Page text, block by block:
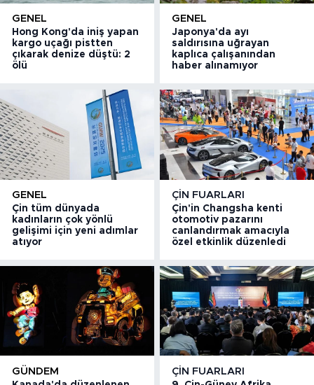
GENEL
Hong Kong'da iniş yapan
kargo uçağı pistten
çıkarak denize düştü: 2
ölü
GENEL
Japonya'da ayı
saldırısına uğrayan
kaplıca çalışanından
haber alınamıyor
GENEL
Çin tüm dünyada
kadınların çok yönlü
gelişimi için yeni adımlar
atıyor
ÇIN FUARLARI
Çin'in Changsha kenti
otomotiv pazarını
canlandırmak amacıyla
özel etkinlik düzenledi
GÜNDEM ÇIN FUARLARI